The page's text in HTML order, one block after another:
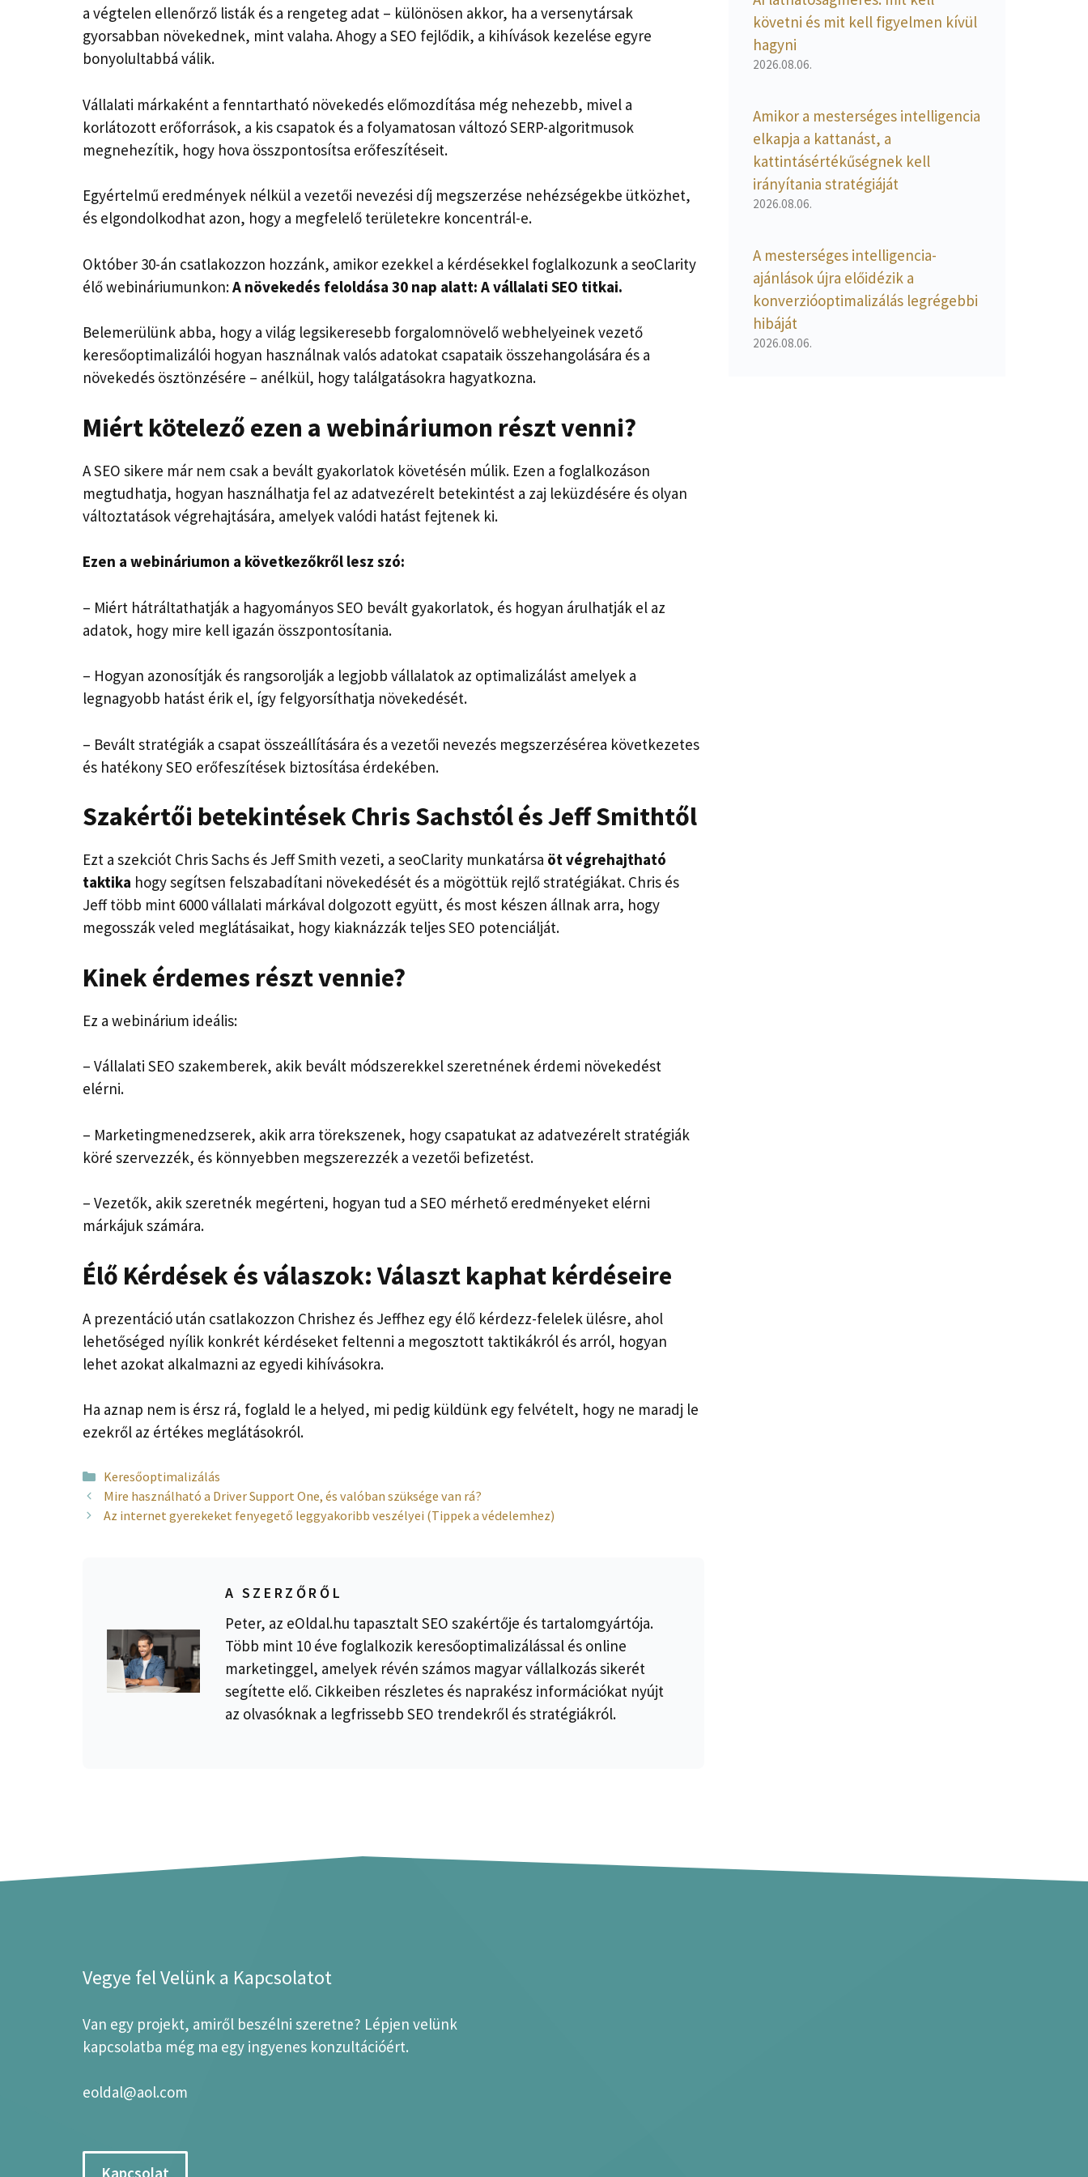
a végtelen ellenőrző listák és a rengeteg adat – különösen akkor, ha a versenytársak
gyorsabban növekednek, mint valaha. Ahogy a SEO fejlődik, a kihívások kezelése egyre
bonyolultabbá válik.
Vállalati márkaként a fenntartható növekedés előmozdítása még nehezebb, mivel a
korlátozott erőforrások, a kis csapatok és a folyamatosan változó SERP-algoritmusok
megnehezítik, hogy hova összpontosítsa erőfeszítéseit.
Egyértelmű eredmények nélkül a vezetői nevezési díj megszerzése nehézségekbe ütközhet,
és elgondolkodhat azon, hogy a megfelelő területekre koncentrál-e.
Október 30-án csatlakozzon hozzánk, amikor ezekkel a kérdésekkel foglalkozunk a seoClarity
élő webináriumunkon:A növekedés feloldása 30 nap alatt: A vállalati SEO titkai.
Belemerülünk abba, hogy a világ legsikeresebb forgalomnövelő webhelyeinek vezető
keresőoptimalizálói hogyan használnak valós adatokat csapataik összehangolására és a
növekedés ösztönzésére – anélkül, hogy találgatásokra hagyatkozna.
Miért kötelező ezen a webináriumon részt venni?
A SEO sikere már nem csak a bevált gyakorlatok követésén múlik. Ezen a foglalkozáson
megtudhatja, hogyan használhatja fel az adatvezérelt betekintést a zaj leküzdésére és olyan
változtatások végrehajtására, amelyek valódi hatást fejtenek ki.
Ezen a webináriumon a következőkről lesz szó:
– Miért hátráltathatják a hagyományos SEO bevált gyakorlatok, és hogyan árulhatják el az
adatok, hogy mire kell igazán összpontosítania.
– Hogyan azonosítják és rangsorolják a legjobb vállalatok az optimalizálást amelyek a
legnagyobb hatást érik el, így felgyorsíthatja növekedését.
– Bevált stratégiák a csapat összeállítására és a vezetői nevezés megszerzésérea következetes
és hatékony SEO erőfeszítések biztosítása érdekében.
Szakértői betekintések Chris Sachstól és Jeff Smithtől
Ezt a szekciót Chris Sachs és Jeff Smith vezeti, a seoClarity munkatársa öt végrehajtható
taktika hogy segítsen felszabadítani növekedését és a mögöttük rejlő stratégiákat. Chris és
Jeff több mint 6000 vállalati márkával dolgozott együtt, és most készen állnak arra, hogy
megosszák veled meglátásaikat, hogy kiaknázzák teljes SEO potenciálját.
Kinek érdemes részt vennie?
Ez a webinárium ideális:
– Vállalati SEO szakemberek, akik bevált módszerekkel szeretnének érdemi növekedést
elérni.
– Marketingmenedzserek, akik arra törekszenek, hogy csapatukat az adatvezérelt stratégiák
köré szervezzék, és könnyebben megszerezzék a vezetői befizetést.
– Vezetők, akik szeretnék megérteni, hogyan tud a SEO mérhető eredményeket elérni
márkájuk számára.
Élő Kérdések és válaszok: Választ kaphat kérdéseire
A prezentáció után csatlakozzon Chrishez és Jeffhez egy élő kérdezz-felelek ülésre, ahol
lehetőséged nyílik konkrét kérdéseket feltenni a megosztott taktikákról és arról, hogyan
lehet azokat alkalmazni az egyedi kihívásokra.
Ha aznap nem is érsz rá, foglald le a helyed, mi pedig küldünk egy felvételt, hogy ne maradj le
ezekről az értékes meglátásokról.
Kategória
Keresőoptimalizálás
Mire használható a Driver Support One, és valóban szüksége van rá?
Az internet gyerekeket fenyegető leggyakoribb veszélyei (Tippek a védelemhez)
A SZERZŐRŐL
Peter, az eOldal.hu tapasztalt SEO szakértője és tartalomgyártója.
Több mint 10 éve foglalkozik keresőoptimalizálással és online
marketinggel, amelyek révén számos magyar vállalkozás sikerét
segítette elő. Cikkeiben részletes és naprakész információkat nyújt
az olvasóknak a legfrissebb SEO trendekről és stratégiákról.
követni és mit kell figyelmen kívül
hagyni
2026.08.06.
Amikor a mesterséges intelligencia
elkapja a kattanást, a
kattintásértékűségnek kell
irányítania stratégiáját
2026.08.06.
A mesterséges intelligencia-
ajánlások újra előidézik a
konverzióoptimalizálás legrégebbi
hibáját
2026.08.06.
Vegye fel Velünk a Kapcsolatot
Van egy projekt, amiről beszélni szeretne? Lépjen velünk
kapcsolatba még ma egy ingyenes konzultációért.
eoldal@aol.com
Kapcsolat